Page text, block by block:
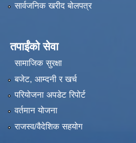
सार्वजनिक खरीद बोलपत्र
तपाईंको सेवा
सामाजिक सुरक्षा
बजेट, आम्दनी र खर्च
परियोजना अपडेट रिपोर्ट
वर्तमान योजना
राजस्व/वैदेशिक सहयोग